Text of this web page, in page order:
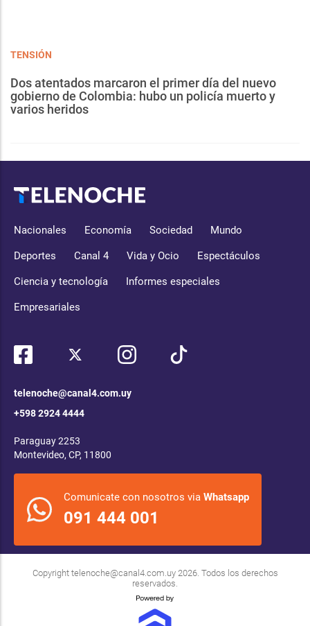
TENSIÓN
Dos atentados marcaron el primer día del nuevo
gobierno de Colombia: hubo un policía muerto y
varios heridos
Nacionales Economía Sociedad Mundo
Deportes Canal 4 Vida y Ocio Espectáculos
Ciencia y tecnología Informes especiales
Empresariales
telenoche@canal4.com.uy
+598 2924 4444
Paraguay 2253
Montevideo, CP, 11800
Comunicate con nosotros via Whatsapp
091 444 001
Copyright telenoche@canal4.com.uy2026. Todos los derechos
reservados.